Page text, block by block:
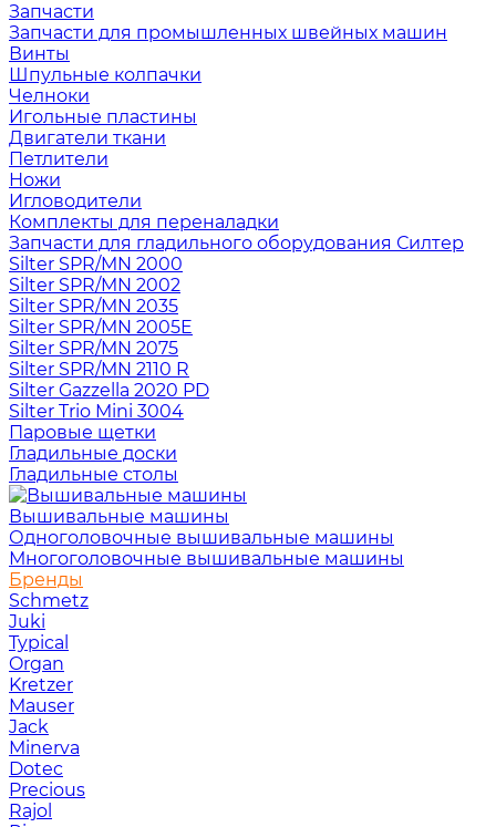
Запчасти
Запчасти для промышленных швейных машин
Винты
Шпульные колпачки
Челноки
Игольные пластины
Двигатели ткани
Петлители
Ножи
Игловодители
Комплекты для переналадки
Запчасти для гладильного оборудования Силтер
Silter SPR/MN 2000
Silter SPR/MN 2002
Silter SPR/MN 2035
Silter SPR/MN 2005E
Silter SPR/MN 2075
Silter SPR/MN 2110 R
Silter Gazzella 2020 PD
Silter Trio Mini 3004
Паровые щетки
Гладильные доски
Гладильные столы
Вышивальные машины
Одноголовочные вышивальные машины
Многоголовочные вышивальные машины
Бренды
Schmetz
Juki
Typical
Organ
Kretzer
Mauser
Jack
Minerva
Dotec
Precious
Rajol